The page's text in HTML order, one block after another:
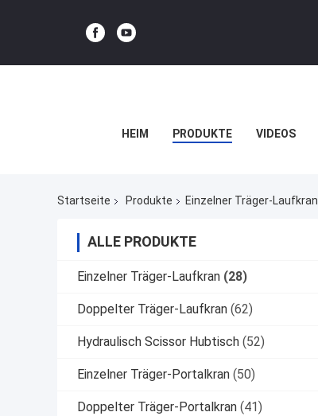
HEIM PRODUKTE VIDEOS
Startseite Produkte Einzelner Träger-Laufkran
ALLE PRODUKTE
Einzelner Träger-Laufkran (28)
Doppelter Träger-Laufkran (62)
Hydraulisch Scissor Hubtisch (52)
Einzelner Träger-Portalkran (50)
Doppelter Träger-Portalkran (41)